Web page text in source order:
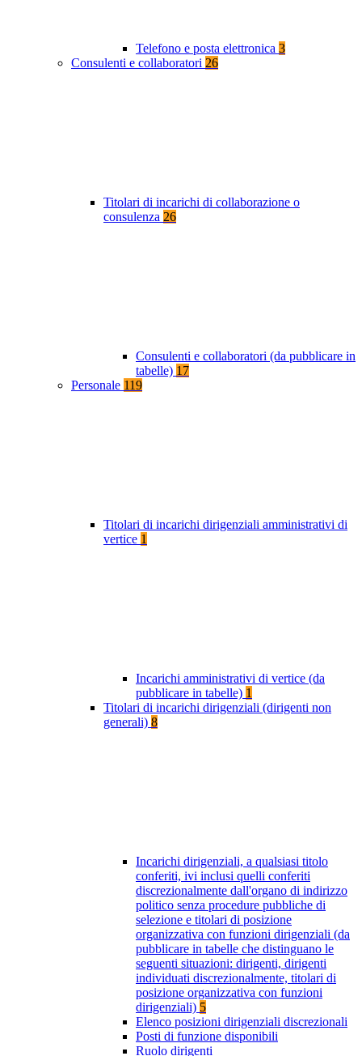
Telefono e posta elettronica 3
Consulenti e collaboratori 26
Titolari di incarichi di collaborazione o
consulenza 26
Consulenti e collaboratori (da pubblicare in
tabelle) 17
Personale 119
Titolari di incarichi dirigenziali amministrativi di
vertice 1
Incarichi amministrativi di vertice (da
pubblicare in tabelle) 1
Titolari di incarichi dirigenziali (dirigenti non
generali) 8
Incarichi dirigenziali, a qualsiasi titolo
conferiti, ivi inclusi quelli conferiti
discrezionalmente dall'organo di indirizzo
politico senza procedure pubbliche di
selezione e titolari di posizione
organizzativa con funzioni dirigenziali (da
pubblicare in tabelle che distinguano le
seguenti situazioni: dirigenti, dirigenti
individuati discrezionalmente, titolari di
posizione organizzativa con funzioni
dirigenziali) 5
Elenco posizioni dirigenziali discrezionali
Posti di funzione disponibili
Ruolo dirigenti